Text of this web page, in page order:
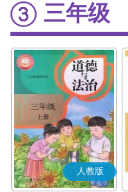
三年级
人教版